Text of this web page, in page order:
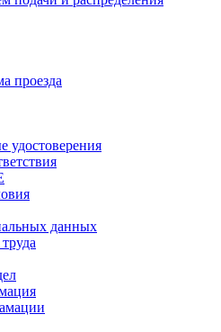
проезда
удостоверения
данных